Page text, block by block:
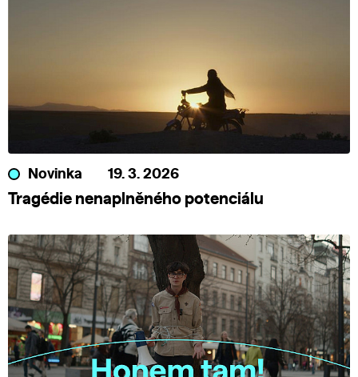
Novinka 19. 3. 2026
Tragédie nenaplněného potenciálu